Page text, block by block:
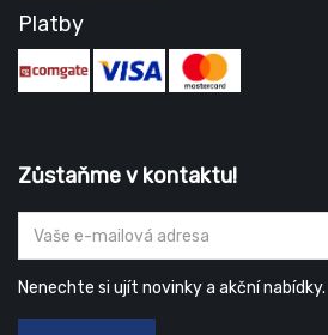
Platby
Zůstaňme v kontaktu!
Nenechte si ujít novinky a akční nabídky.